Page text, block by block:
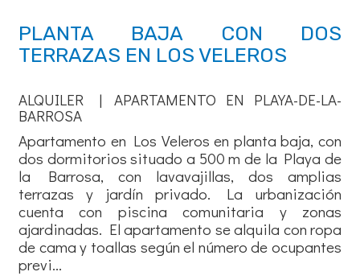
PLANTA BAJA CON DOS
TERRAZAS EN LOS VELEROS
ALQUILER | APARTAMENTO EN PLAYA-DE-LA-
BARROSA
Apartamento en Los Veleros en planta baja, con
dos dormitorios situado a 500 m de la Playa de
la Barrosa, con lavavajillas, dos amplias
terrazas y jardín privado. La urbanización
cuenta con piscina comunitaria y zonas
ajardinadas. El apartamento se alquila con ropa
de cama y toallas según el número de ocupantes
previ...